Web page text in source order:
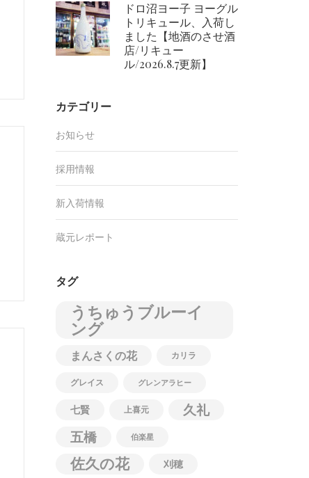
ドロ沼ヨー子 ヨーグル
トリキュール、入荷し
ました【地酒のさせ酒
店/リキュー
ル/2026.8.7更新】
カテゴリー
お知らせ
採用情報
新入荷情報
蔵元レポート
タグ
うちゅうブルーイ
ング
まんさくの花 カリラ
グレイス グレンアラヒー
七賢 上喜元
久礼
五橋
伯楽星
佐久の花 刈穂